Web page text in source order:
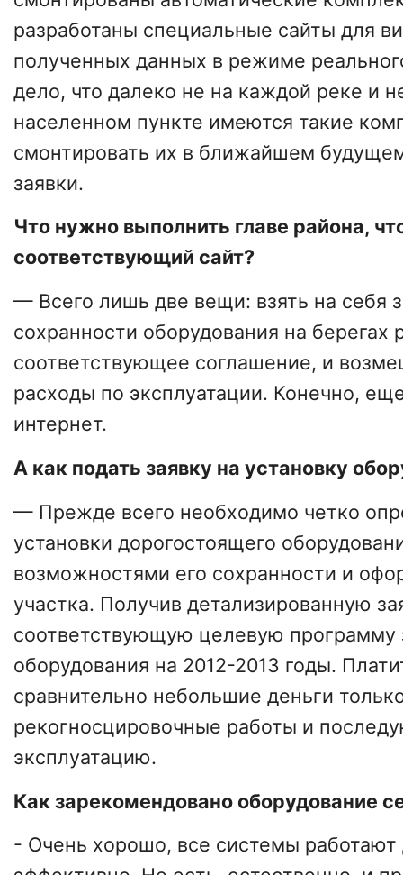
разработаны специальные сайты для
полученных данных в режиме
дело, что далеко не на каждой реке и
населенном пункте имеются такие
смонтировать их в ближайшем
заявки.
Что нужно выполнить главе района,
соответствующий сайт?
— Всего лишь две вещи: взять на себя
сохранности оборудования на берегах
соответствующее соглашение, и
расходы по эксплуатации. Конечно,
интернет.
А как подать заявку на установку
— Прежде всего необходимо четко
установки дорогостоящего
возможностями его сохранности и
участка. Получив детализированную
соответствующую целевую программу
оборудования на 2012-2013 годы.
сравнительно небольшие деньги
рекогносцировочные работы и
эксплуатацию.
Как зарекомендовано оборудование
- Очень хорошо, все системы работают